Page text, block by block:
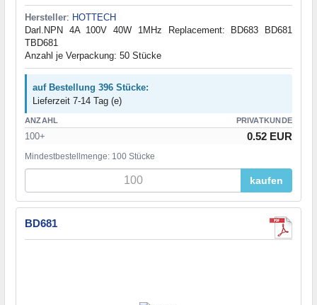
Hersteller: HOTTECH
Darl.NPN 4A 100V 40W 1MHz Replacement: BD683 BD681
TBD681
Anzahl je Verpackung: 50 Stücke
auf Bestellung 396 Stücke:
Lieferzeit 7-14 Tag (e)
ANZAHL PRIVATKUNDE
100+ 0.52 EUR
Mindestbestellmenge: 100 Stücke
kaufen
BD681